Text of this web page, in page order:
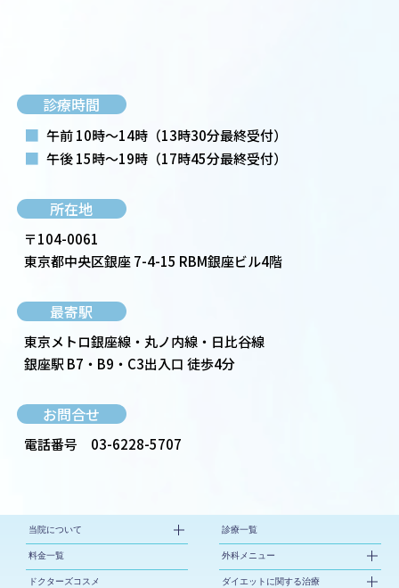
診療時間
■ 午前 10時～14時 （13時30分最終受付）
■ 午後 15時～19時 （17時45分最終受付）
所在地
〒104-0061
東京都中央区銀座 7-4-15 RBM銀座ビル4階
最寄駅
東京メトロ銀座線・丸ノ内線・日比谷線
銀座駅 B7・B9・C3出入口 徒歩4分
お問合せ
電話番号 03-6228-5707
当院について
料金一覧
ドクターズコスメ
診療一覧
外科メニュー
ダイエットに関する治療